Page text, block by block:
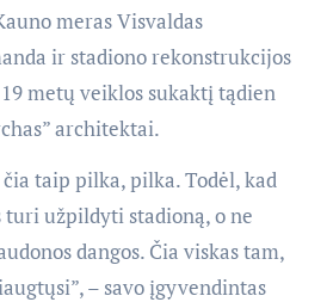
meras Visvaldas
ir stadiono rekonstrukcijos
metų veiklos sukaktį tądien
architektai.
taip pilka, pilka. Todėl, kad
turi užpildyti stadioną, o ne
dangos. Čia viskas tam,
– savo įgyvendintas